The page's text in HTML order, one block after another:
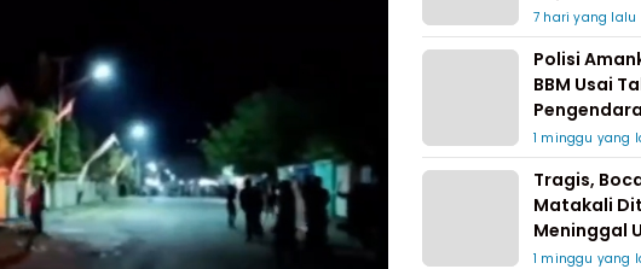
Dilarikan ke
7 hari yang lalu
Polisi
BBM Usai
Matakali
1 minggu yang
Tragis,
Matakali
Meninggal
di Sungai
1 minggu yang